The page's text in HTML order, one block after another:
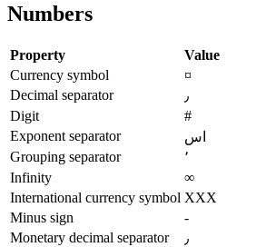
Numbers
Property
Value
Currency symbol
¤
Decimal separator
٫
Digit
#
Exponent separator
اس
Grouping separator
٬
Infinity
∞
International currency symbol XXX
Minus sign
-
Monetary decimal separator
٫